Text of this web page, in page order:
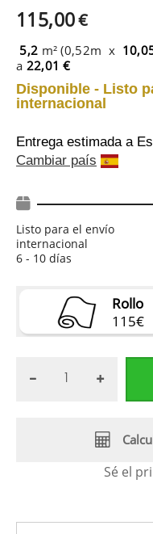
115,00€
5,2 m² (0,52m x
a 22,01 €
Disponible - Listo
internacional
Entrega estimada a
Cambiar país
Listo para el envío
internacional
6 - 10 días
Rollo
115€
Sé el